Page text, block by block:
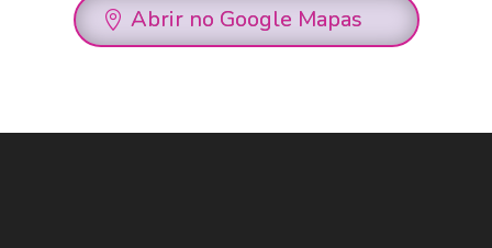
Abrir no Google Mapas